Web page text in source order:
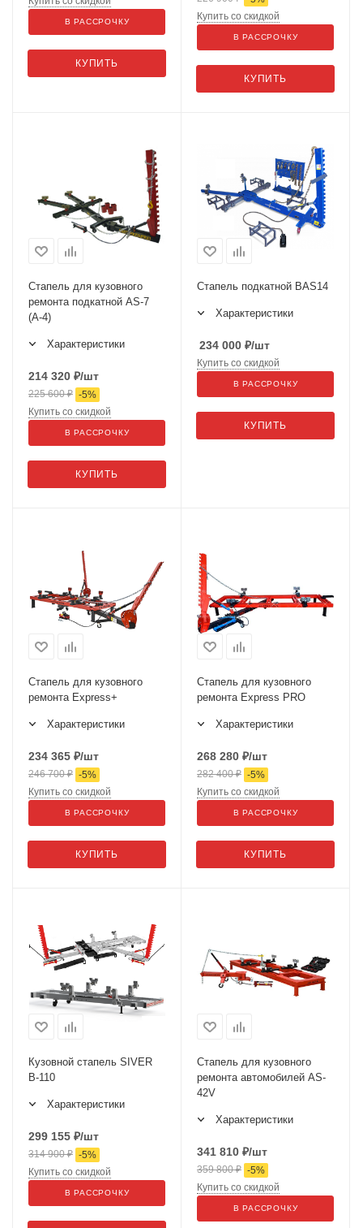
КУПИТЬ
В РАССРОЧКУ
КУПИТЬ
Купить со скидкой
В РАССРОЧКУ
Стапель для кузовного
ремонта подкатной AS-7
(А-4)
Характеристики
214 320 ₽/шт
225 600₽ -5%
КУПИТЬ
Купить со скидкой
В РАССРОЧКУ
Стапель подкатной BAS14
Характеристики
234 000 ₽/шт
КУПИТЬ
Купить со скидкой
В РАССРОЧКУ
Стапель для кузовного
ремонта Express+
Характеристики
234 365 ₽/шт
246 700₽ -5%
КУПИТЬ
Купить со скидкой
В РАССРОЧКУ
Стапель для кузовного
ремонта Express PRO
Характеристики
268 280 ₽/шт
282 400₽ -5%
КУПИТЬ
Купить со скидкой
В РАССРОЧКУ
Кузовной стапель SIVER
B-110
Характеристики
299 155 ₽/шт
314 900₽ -5%
Купить со скидкой
В РАССРОЧКУ
Стапель для кузовного
ремонта автомобилей AS-
42V
Характеристики
341 810 ₽/шт
359 800₽ -5%
Купить со скидкой
В РАССРОЧКУ